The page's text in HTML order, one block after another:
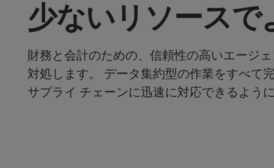
少ないリソースで
財務と会計のための、信頼性の高いエージ
対処します。 データ集約型の作業をすべて
サプライ チェーンに迅速に対応できるよう